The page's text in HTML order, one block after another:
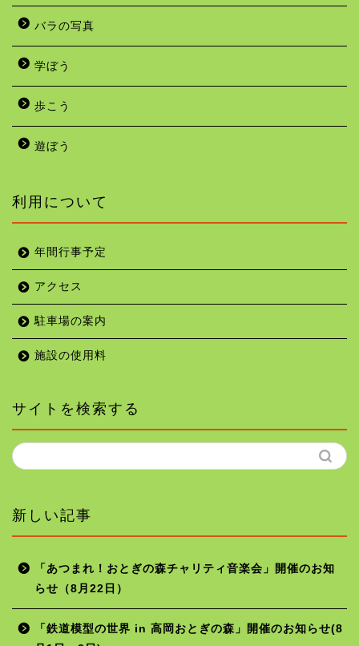
バラの写真
学ぼう
歩こう
遊ぼう
利用について
年間行事予定
アクセス
駐車場の案内
施設の使用料
サイトを検索する
新しい記事
「あつまれ！おとぎの森チャリティ音楽会」開催のお知
らせ（8月22日）
「鉄道模型の世界 in 高岡おとぎの森」開催のお知らせ(8
ホーム